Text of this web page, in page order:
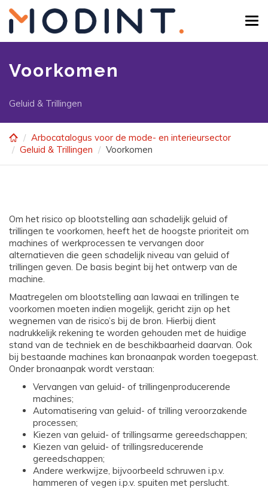
main
content
Voorkomen
Geluid & Trillingen
Arbocatalogus voor de mode- en interieursector
Geluid & Trillingen
Voorkomen
Om het risico op blootstelling aan schadelijk geluid of
trillingen te voorkomen, heeft het de hoogste prioriteit om
machines of werkprocessen te vervangen door
alternatieven die geen schadelijk niveau van geluid of
trillingen geven. De basis begint bij het ontwerp van de
machine.
Maatregelen om blootstelling aan lawaai en trillingen te
voorkomen moeten indien mogelijk, gericht zijn op het
wegnemen van de risico’s bij de bron. Hierbij dient
nadrukkelijk rekening te worden gehouden met de huidige
stand van de techniek en de beschikbaarheid daarvan. Ook
bij bestaande machines kan bronaanpak worden toegepast.
Onder bronaanpak wordt verstaan:
Vervangen van geluid- of trillingenproducerende
machines;
Automatisering van geluid- of trilling veroorzakende
processen;
Kiezen van geluid- of trillingsarme gereedschappen;
Kiezen van geluid- of trillingsreducerende
gereedschappen;
Andere werkwijze, bijvoorbeeld schruwen i.p.v.
hammeren of vegen i.p.v. spuiten met perslucht.